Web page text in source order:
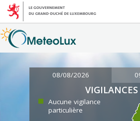
08/08/2026
VIGILANCES
Aucune vigilance
particulière